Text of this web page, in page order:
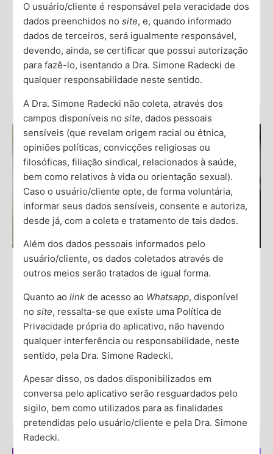
Frequentemente, as pessoas a experimentam em
resposta a
Saiba Mais →
Dra. Simone Radecki
Desprazer: Perdendo o Interesse
nas Coisas que Amamos
O desprazer é um sentimento que todos podemos
enfrentar em algum momento de nossas vidas. É a
perda de interesse e satisfação em atividades que
Saiba Mais →
Dra. Simone Radecki
O usuário/cliente é responsável pela veracidade dos
dados preenchidos nosite, e, quando informado
dados de terceiros, será igualmente responsável,
devendo, ainda, se certificar que possui autorização
para fazê-lo, isentando a Dra. Simone Radecki de
qualquer responsabilidade neste sentido.
A Dra. Simone Radecki não coleta, através dos
campos disponíveis nosite, dados pessoais
sensíveis (que revelam origem racial ou étnica,
opiniões políticas, convicções religiosas ou
filosóficas, filiação sindical, relacionados à saúde,
bem como relativos à vida ou orientação sexual).
Caso o usuário/cliente opte, de forma voluntária,
informar seus dados sensíveis, consente e autoriza,
desde já, com a coleta e tratamento de tais dados.
Além dos dados pessoais informados pelo
usuário/cliente, os dados coletados através de
outros meios serão tratados de igual forma.
Quanto aolink de acesso ao Whatsapp, disponível
nosite, ressalta-se que existe uma Política de
Privacidade própria do aplicativo, não havendo
qualquer interferência ou responsabilidade, neste
sentido, pela Dra. Simone Radecki.
Apesar disso, os dados disponibilizados em
conversa pelo aplicativo serão resguardados pelo
sigilo, bem como utilizados para as finalidades
pretendidas pelo usuário/cliente e pela Dra. Simone
Radecki.